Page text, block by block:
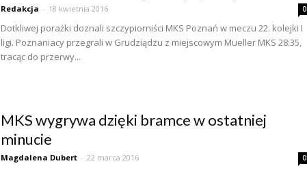
Redakcja - 18 kwietnia 2016 0
Dotkliwej porażki doznali szczypiorniści MKS Poznań w meczu 22. kolejki I
ligi. Poznaniacy przegrali w Grudziądzu z miejscowym Mueller MKS 28:35,
tracąc do przerwy...
MKS wygrywa dzięki bramce w ostatniej
minucie
Magdalena Dubert - 22 marca 2016 0